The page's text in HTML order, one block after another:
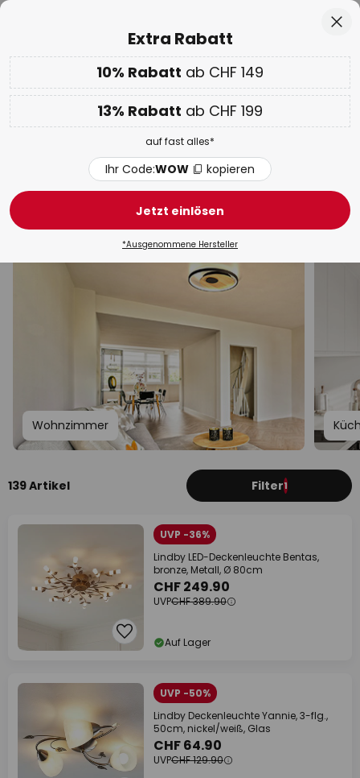
Nur
01D 05H 33M 34S
10% ab CHF 149 & 13% ab CHF 199 extraauf fast alles
Code:WOW kopieren
WOW Week:Bis zu -70%
Antike Deckenleuchten
Design Deckenleuchten Deckenleuchten modern
Wohnzimmer
139 Artikel Filter1
UVP -36%
Lindby LED-Deckenleuchte Bentas,
bronze, Metall, Ø 80cm
CHF 249.90
UVPCHF 389.90
Auf Lager
UVP -50%
Lindby Deckenleuchte Yannie, 3-flg.,
50cm, nickel/weiß, Glas
CHF 64.90
UVPCHF 129.90
Extra Rabatt
10% Rabatt ab CHF 149
13% Rabatt ab CHF 199
auf fast alles*
Ihr Code:WOW kopieren
Jetzt einlösen
*Ausgenommene Hersteller